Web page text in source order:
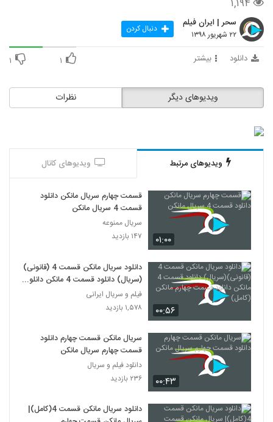
۱,۱۹۴
سحر | ایران فیلم
۲۲ شهریور ۱۳۹۸ دنبال کردن
دانلود بیشتر ۱ ۱
نظرات ویدیوهای دیگر
ویدیوهای مرتبط ویدیوهای کانال
۰۱:۰۰
قسمت چهارم سریال مانکن دانلود
قسمت 4 سریال مانکن
سریال ممنوعه
۱۴۷ بازدید
۰۰:۵۶
دانلود سریال مانکن قسمت 4 (قانونی)
(سریال) دانلود قسمت 4 مانکن دانلود
قسمت چهارم مانکن (کامل)
فیلم و سریال ایرانی
۱,۵۷۸ بازدید
۰۰:۴۳
سریال مانکن قسمت چهارم دانلود
قسمت چهارم سریال مانکن
دانلود فیلم و سریال
۲۳۶ بازدید
دانلود سریال مانکن قسمت 4(کامل)|